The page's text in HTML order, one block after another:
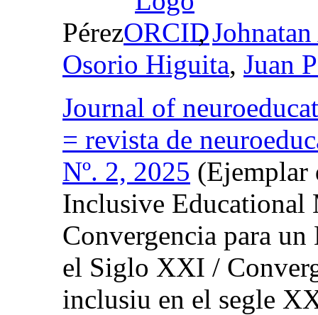
Pérez ,
Osorio Higuita, Juan
Journal of
= revista de
Nº. 2, 2025 (Ejemplar
Inclusive Educational
Convergencia para
el Siglo XXI /
inclusiu en el segle